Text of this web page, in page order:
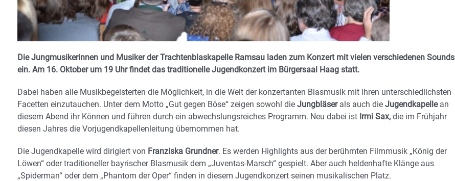
Die Jungmusikerinnen und Musiker der Trachtenblaskapelle Ramsau laden zum Konzert mit vielen verschiedenen Sounds
ein. Am 16. Oktober um 19 Uhr findet das traditionelle Jugendkonzert im Bürgersaal Haag statt.
Dabei haben alle Musikbegeisterten die Möglichkeit, in die Welt der konzertanten Blasmusik mit ihren unterschiedlichsten
Facetten einzutauchen. Unter dem Motto „Gut gegen Böse“ zeigen sowohl die Jungbläserals auch die Jugendkapellean
diesem Abend ihr Können und führen durch ein abwechslungsreiches Programm. Neu dabei ist Irmi Sax, die im Frühjahr
diesen Jahres die Vorjugendkapellenleitung übernommen hat.
Die Jugendkapelle wird dirigiert von Franziska Grundner. Es werden Highlights aus der berühmten Filmmusik „König der
Löwen“ oder traditioneller bayrischer Blasmusik dem „Juventas-Marsch“ gespielt. Aber auch heldenhafte Klänge aus
„Spiderman“ oder dem „Phantom der Oper“ finden in diesem Jugendkonzert seinen musikalischen Platz.